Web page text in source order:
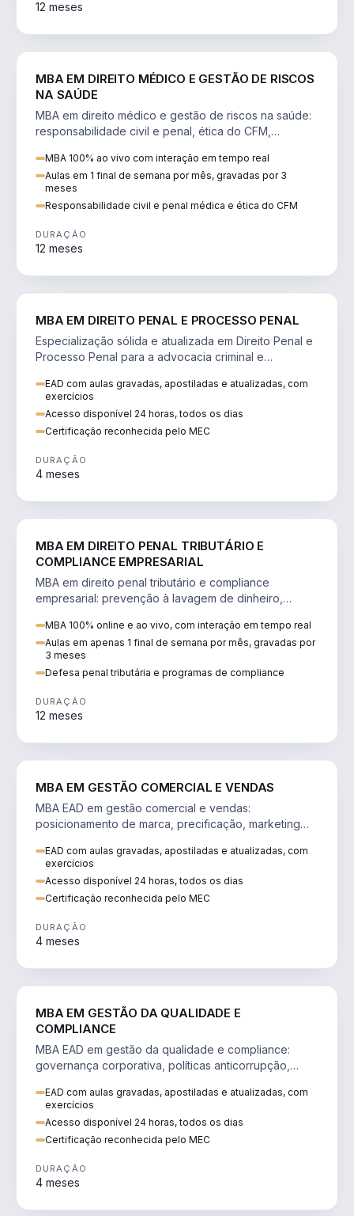
12 meses
MBA EM DIREITO MÉDICO E GESTÃO DE RISCOS
NA SAÚDE
MBA em direito médico e gestão de riscos na saúde:
responsabilidade civil e penal, ética do CFM,
MBA 100% ao vivo com interação em tempo real
Aulas em 1 final de semana por mês, gravadas por 3
meses
Responsabilidade civil e penal médica e ética do CFM
DURAÇÃO
12 meses
MBA EM DIREITO PENAL E PROCESSO PENAL
Especialização sólida e atualizada em Direito Penal e
Processo Penal para a advocacia criminal e
EAD com aulas gravadas, apostiladas e atualizadas, com
exercícios
Acesso disponível 24 horas, todos os dias
Certificação reconhecida pelo MEC
DURAÇÃO
4 meses
MBA EM DIREITO PENAL TRIBUTÁRIO E
COMPLIANCE EMPRESARIAL
MBA em direito penal tributário e compliance
empresarial: prevenção à lavagem de dinheiro,
MBA 100% online e ao vivo, com interação em tempo real
Aulas em apenas 1 final de semana por mês, gravadas por
3 meses
Defesa penal tributária e programas de compliance
DURAÇÃO
12 meses
MBA EM GESTÃO COMERCIAL E VENDAS
MBA EAD em gestão comercial e vendas:
posicionamento de marca, precificação, marketing
EAD com aulas gravadas, apostiladas e atualizadas, com
exercícios
Acesso disponível 24 horas, todos os dias
Certificação reconhecida pelo MEC
DURAÇÃO
4 meses
MBA EM GESTÃO DA QUALIDADE E
COMPLIANCE
MBA EAD em gestão da qualidade e compliance:
governança corporativa, políticas anticorrupção,
EAD com aulas gravadas, apostiladas e atualizadas, com
exercícios
Acesso disponível 24 horas, todos os dias
Certificação reconhecida pelo MEC
DURAÇÃO
4 meses